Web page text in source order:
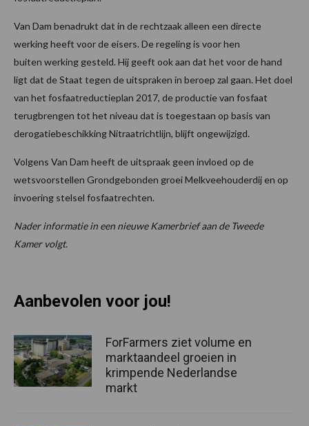
Van Dam benadrukt dat in de rechtzaak alleen een directe
werking heeft voor de eisers. De regeling is voor hen
buiten werking gesteld. Hij geeft ook aan dat het voor de hand
ligt dat de Staat tegen de uitspraken in beroep zal gaan. Het doel
van het fosfaatreductieplan 2017, de productie van fosfaat
terugbrengen tot het niveau dat is toegestaan op basis van
derogatiebeschikking Nitraatrichtlijn, blijft ongewijzigd.
Volgens Van Dam heeft de uitspraak geen invloed op de
wetsvoorstellen Grondgebonden groei Melkveehouderdij en op
invoering stelsel fosfaatrechten.
Nader informatie in een nieuwe Kamerbrief aan de Tweede
Kamer volgt.
Aanbevolen voor jou!
ForFarmers ziet volume en
marktaandeel groeien in
krimpende Nederlandse
markt